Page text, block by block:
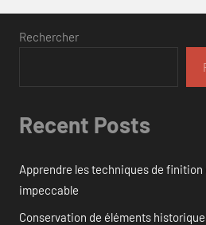
Rechercher
Recent Posts
Apprendre les techniques de finition
impeccable
Conservation de éléments